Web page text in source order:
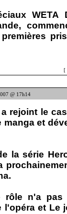
WETA
[
@ 17h14
rejoint le
manga et
la série
rôle n'a
l'opéra et Le